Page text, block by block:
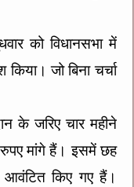
को विधानसभा में
जो बिना चर्चा
के जरिए चार महीने
मांगे हैं। इसमें छह
आवंटित किए गए हैं।